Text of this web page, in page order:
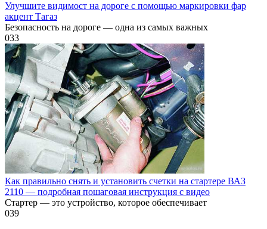
Улучшите видимост на дороге с помощью маркировки фар
акцент Тагаз
Безопасность на дороге — одна из самых важных
033
Как правильно снять и установить счетки на стартере ВАЗ
2110 — подробная пошаговая инструкция с видео
Стартер — это устройство, которое обеспечивает
039